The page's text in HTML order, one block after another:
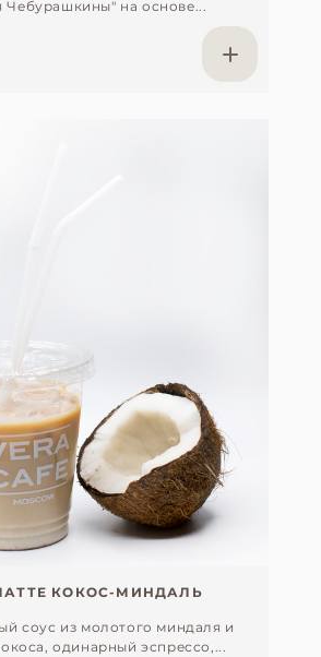
Чебурашкины" на основе...
КОКОС-МИНДАЛЬ
соус из молотого миндаля и
одинарный эспрессо,...